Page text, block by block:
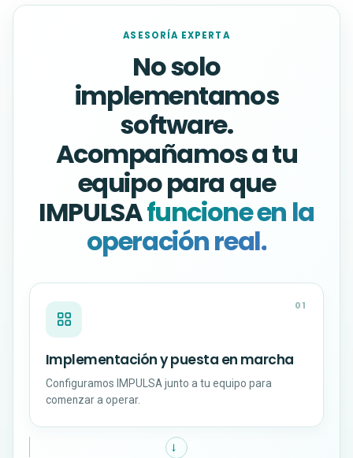
ASESORÍA EXPERTA
No solo
implementamos
software.
Acompañamos a tu
equipo para que
IMPULSAfuncione en la
operación real.
01
Implementación y puesta en marcha
Configuramos IMPULSA junto a tu equipo para
comenzar a operar.
→